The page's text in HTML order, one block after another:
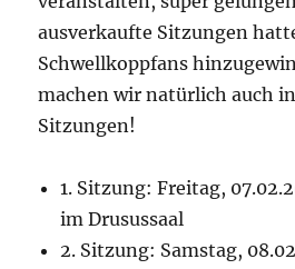
ausverkaufte Sitzungen
Schwellkoppfans
machen wir natürlich auch
Sitzungen!
1. Sitzung: Freitag,
im Drusussaal
2. Sitzung: Samstag,